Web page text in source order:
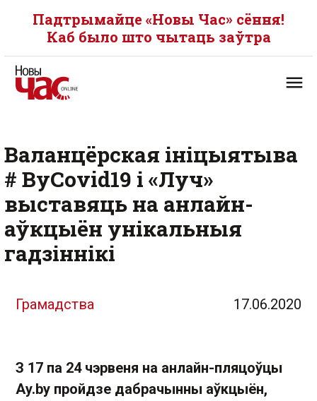
Падтрымайце «Новы Час» сёння!
Каб было што чытаць заўтра
Валанцёрская ініцыятыва
# ByCovid19 і «Луч»
выставяць на анлайн-
аўкцыён унікальныя
гадзіннікі
Грамадства 17.06.2020
З 17 па 24 чэрвеня на анлайн-пляцоўцы
Ay.by пройдзе дабрачынны аўкцыён,